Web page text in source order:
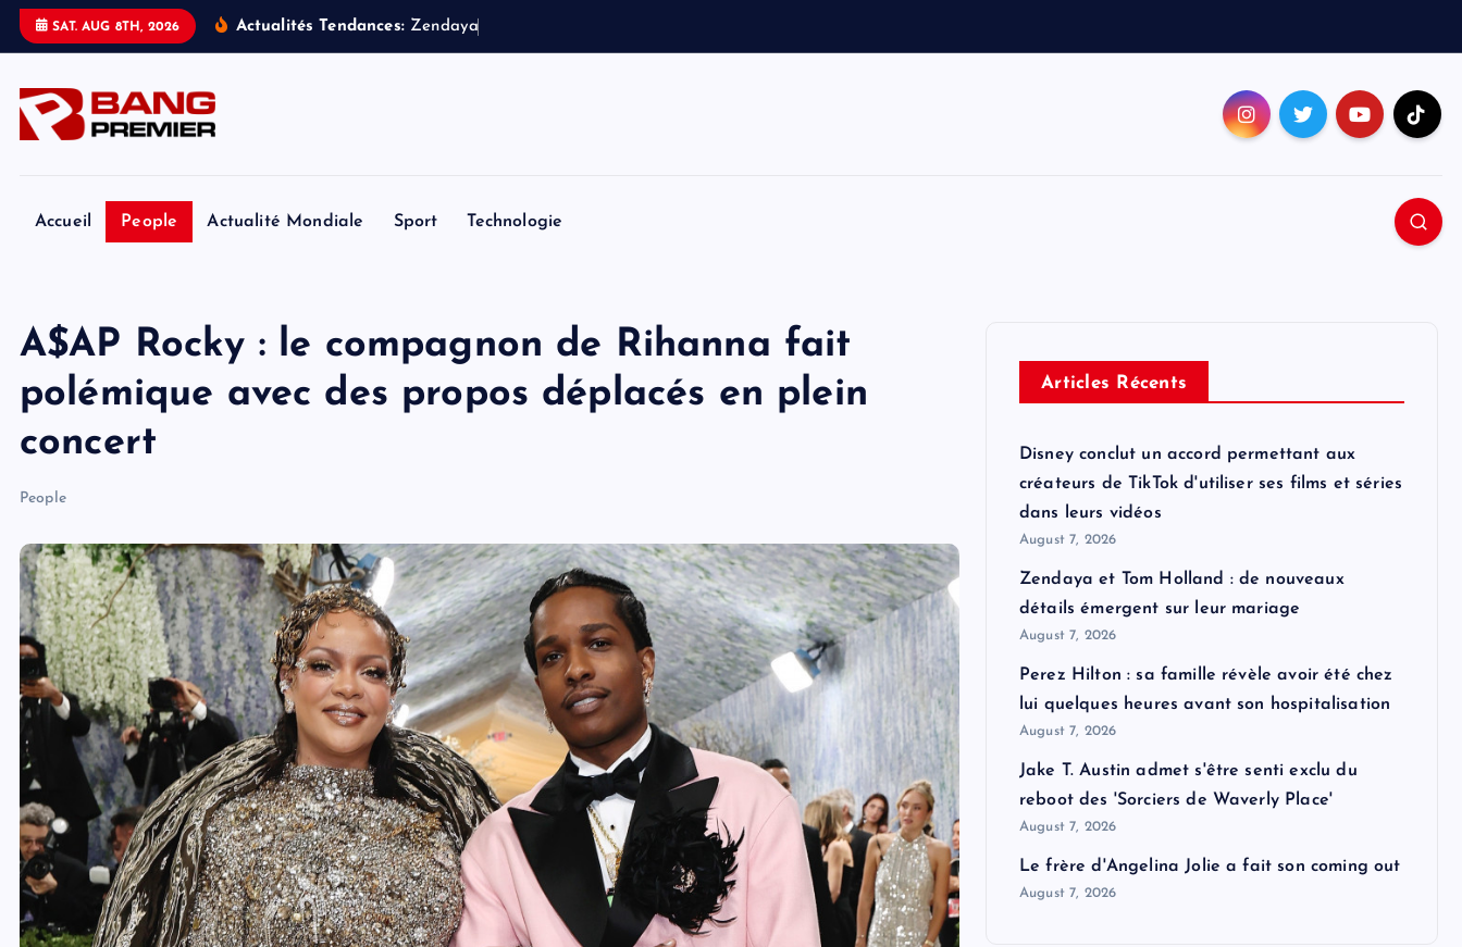
SAT. AUG 8TH, 2026 Actualités Tendances: Zendaya
Accueil People Actualité Mondiale Sport Technologie
A$AP Rocky : le compagnon de Rihanna fait
polémique avec des propos déplacés en plein
concert
People
Articles Récents
Disney conclut un accord permettant aux
créateurs de TikTok d'utiliser ses films et séries
dans leurs vidéos
August 7, 2026
Zendaya et Tom Holland : de nouveaux
détails émergent sur leur mariage
August 7, 2026
Perez Hilton : sa famille révèle avoir été chez
lui quelques heures avant son hospitalisation
August 7, 2026
Jake T. Austin admet s'être senti exclu du
reboot des 'Sorciers de Waverly Place'
August 7, 2026
Le frère d'Angelina Jolie a fait son coming out
August 7, 2026